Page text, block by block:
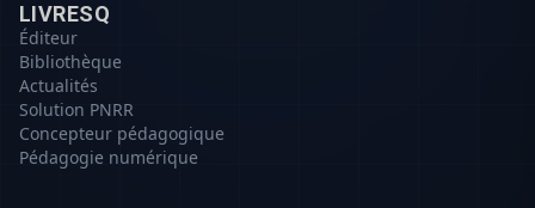
LIVRESQ
Éditeur
Bibliothèque
Actualités
Solution PNRR
Concepteur pédagogique
Pédagogie numérique